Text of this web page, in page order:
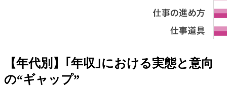
【年代別】｢年収｣における実態と意向
の“ギャップ”